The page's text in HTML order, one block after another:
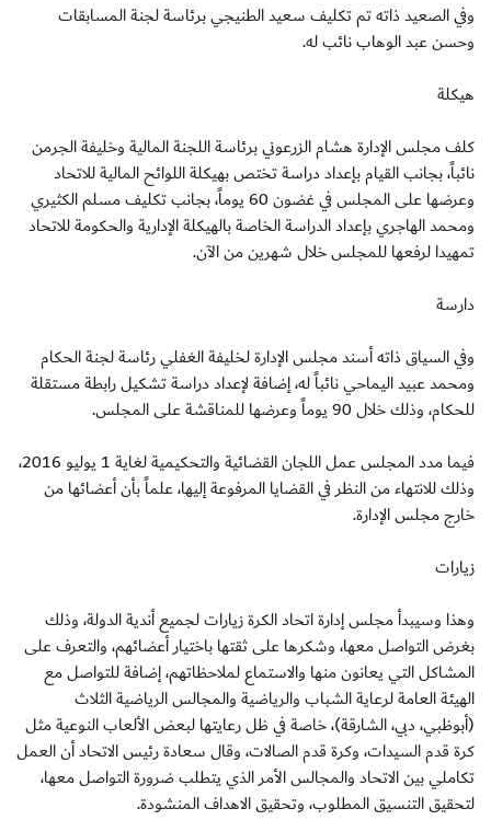
وفي الصعيد ذاته تم تكليف سعيد الطنيجي برئاسة لجنة المسابقات
وحسن عبد الوهاب نائب له.
هيكلة
كلف مجلس الإدارة هشام الزرعوني برئاسة اللجنة المالية وخليفة الجرمن
نائباً، بجانب القيام بإعداد دراسة تختص بهيكلة اللوائح المالية للاتحاد
وعرضها على المجلس في غضون 60 يوماً، بجانب تكليف مسلم الكثيري
ومحمد الهاجري بإعداد الدراسة الخاصة بالهيكلة الإدارية والحكومة للاتحاد
تمهيدا لرفعها للمجلس خلال شهرين من الآن.
دارسة
وفي السياق ذاته أسند مجلس الإدارة لخليفة الغفلي رئاسة لجنة الحكام
ومحمد عبيد اليماحي نائباً له، إضافة لإعداد دراسة تشكيل رابطة مستقلة
للحكام، وذلك خلال 90 يوماً وعرضها للمناقشة على المجلس.
فيما مدد المجلس عمل اللجان القضائية والتحكيمية لغاية 1 يوليو 2016،
وذلك للانتهاء من النظر في القضايا المرفوعة إليها، علماً بأن أعضائها من
خارج مجلس الإدارة.
زيارات
وهذا وسيبدأ مجلس إدارة اتحاد الكرة زيارات لجميع أندية الدولة، وذلك
بغرض التواصل معها، وشكرها على ثقتها باختيار أعضائهم، والتعرف على
المشاكل التي يعانون منها والاستماع لملاحظاتهم، إضافة للتواصل مع
الهيئة العامة لرعاية الشباب والرياضية والمجالس الرياضية الثلاث
(أبوظبي، دبي، الشارقة)، خاصة في ظل رعايتها لبعض الألعاب النوعية مثل
كرة قدم السيدات، وكرة قدم الصالات، وقال سعادة رئيس الاتحاد أن العمل
تكاملي بين الاتحاد والمجالس الأمر الذي يتطلب ضرورة التواصل معها،
لتحقيق التنسيق المطلوب، وتحقيق الاهداف المنشودة.